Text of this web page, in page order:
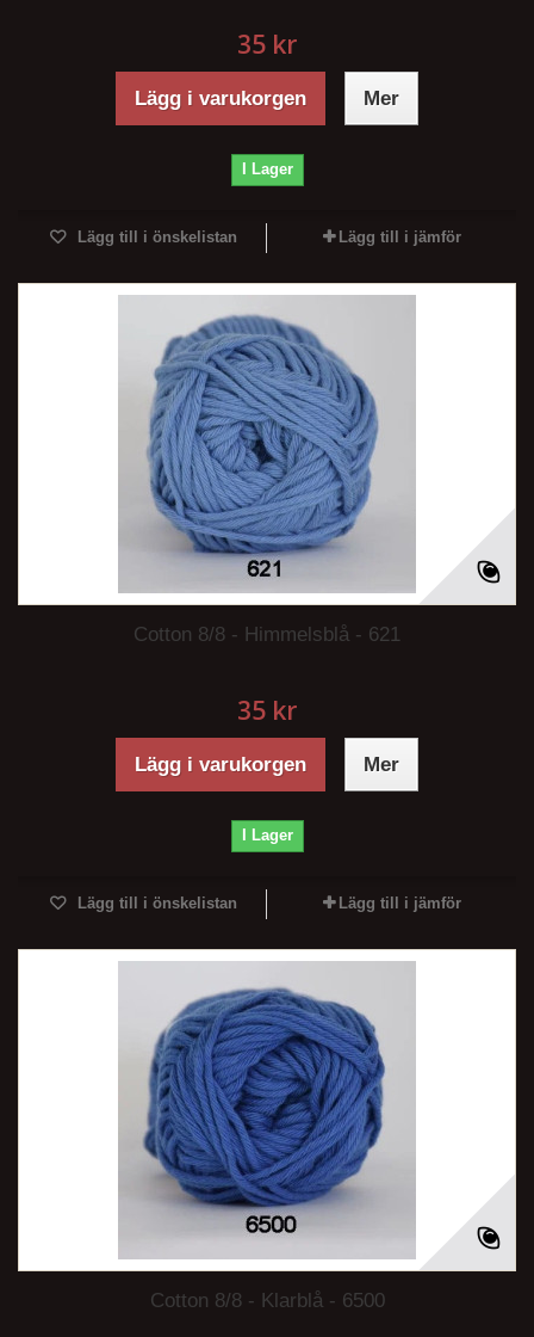
35 kr
Lägg i varukorgen Mer
I Lager
Lägg till i önskelistan Lägg till i jämför
Cotton 8/8 - Himmelsblå - 621
35 kr
Lägg i varukorgen Mer
I Lager
Lägg till i önskelistan Lägg till i jämför
Cotton 8/8 - Klarblå - 6500